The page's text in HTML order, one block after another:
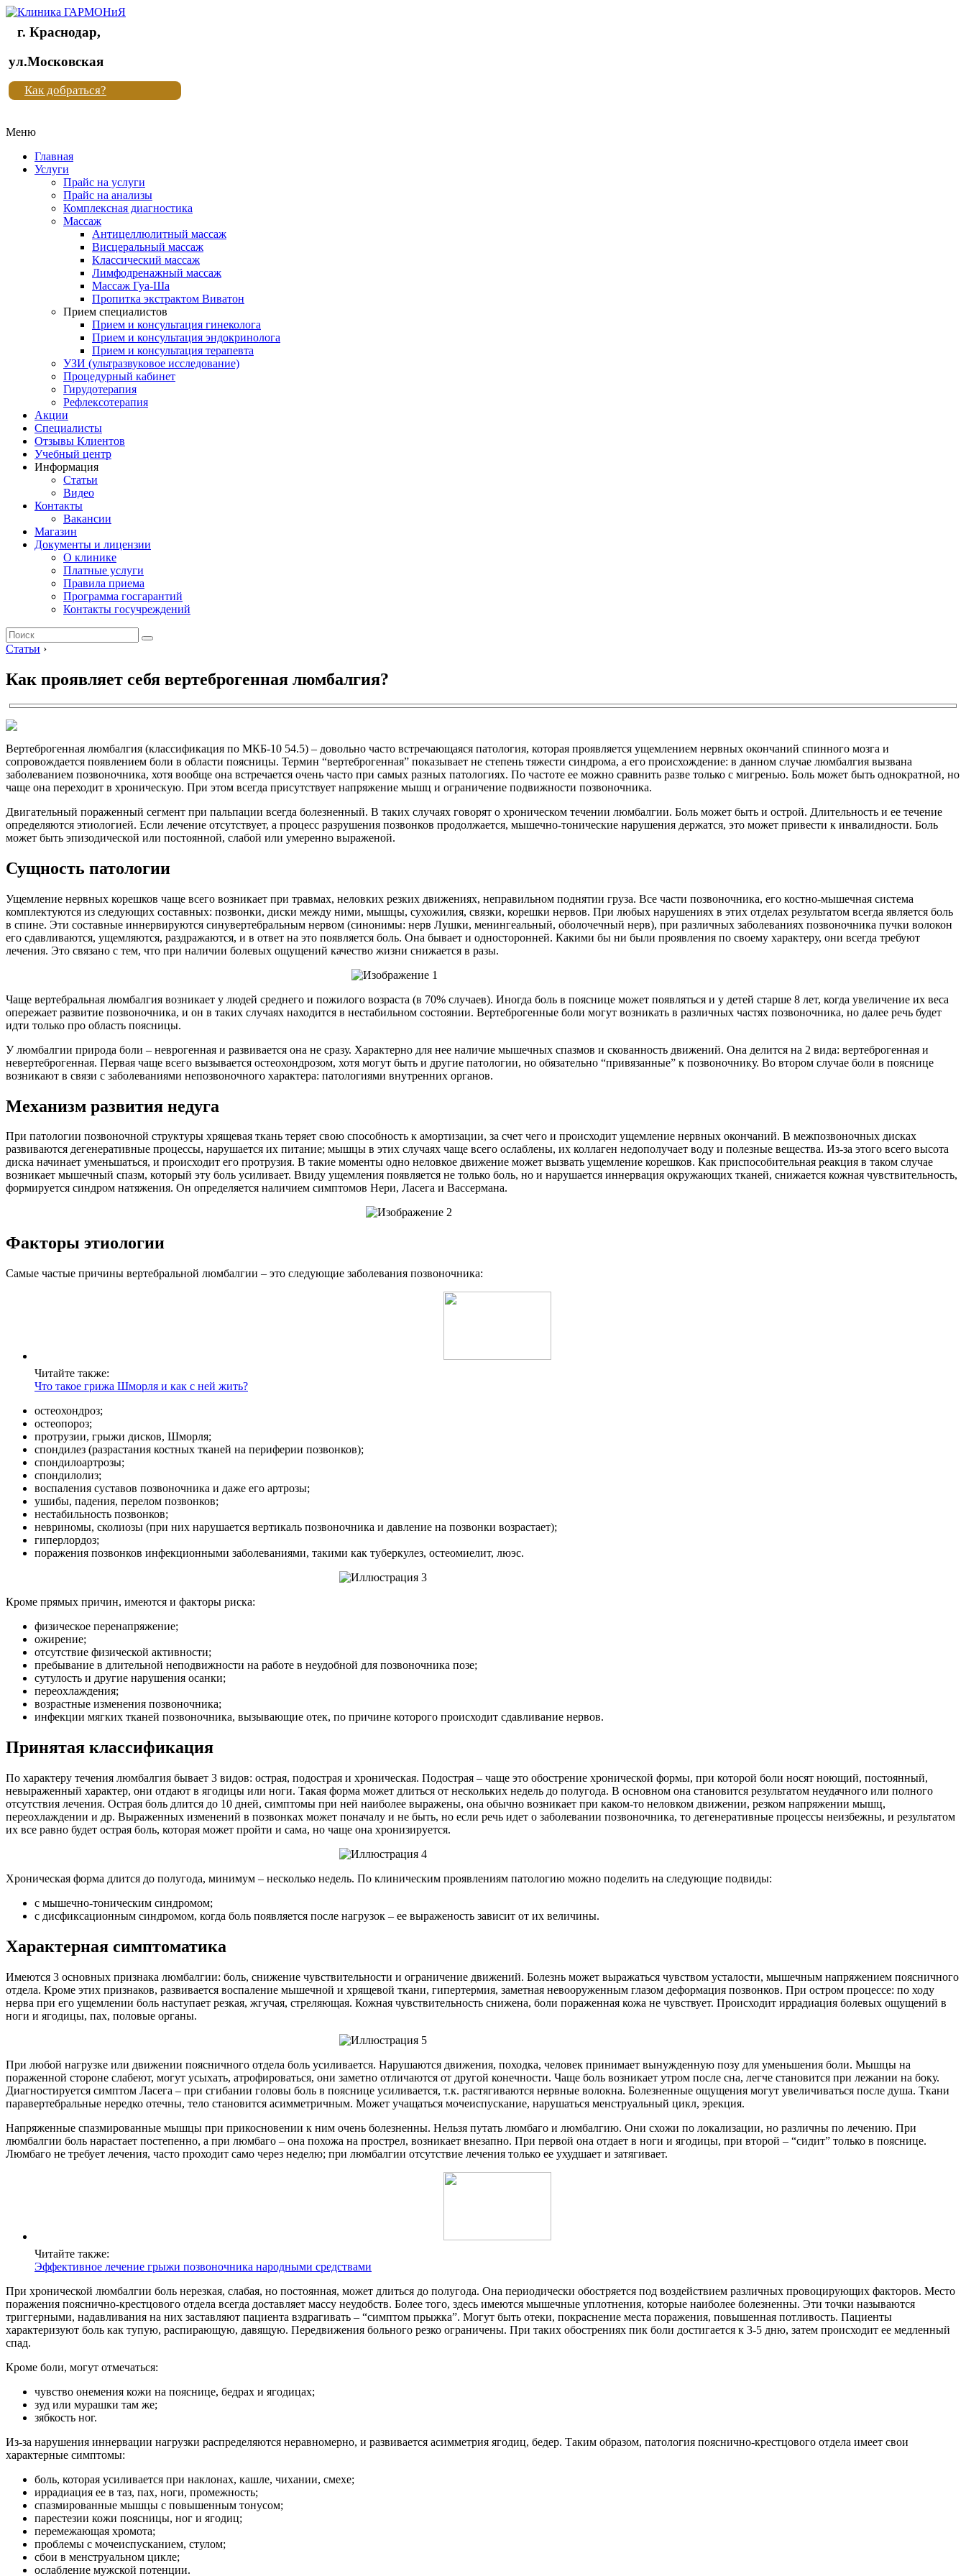
Клиника
"Новая
жизнь"
Клиника
жизнь"
г. Краснодар,
ул.Московская
Как добраться?
Меню
Главная
Услуги
Прайс на услуги
Прайс на анализы
Комплексная диагностика
Массаж
Антицеллюлитный массаж
Висцеральный массаж
Классический массаж
Лимфодренажный массаж
Массаж Гуа-Ша
Пропитка экстрактом Виватон
Прием специалистов
Прием и консультация гинеколога
Прием и консультация эндокринолога
Прием и консультация терапевта
УЗИ (ультразвуковое исследование)
Процедурный кабинет
Гирудотерапия
Рефлексотерапия
Акции
Специалисты
Отзывы Клиентов
Учебный центр
Информация
Статьи
Видео
Контакты
Вакансии
Магазин
Документы и лицензии
О клинике
Платные услуги
Правила приема
Программа госгарантий
Контакты госучреждений
Статьи ›
Как проявляет себя вертеброгенная люмбалгия?
Вертеброгенная люмбалгия (классификация по МКБ-10 54.5) – довольно часто встречающаяся патология, которая проявляется ущемлением нервных окончаний спинного мозга и
сопровождается появлением боли в области поясницы. Термин “вертеброгенная” показывает не степень тяжести синдрома, а его происхождение: в данном случае люмбалгия вызвана
заболеванием позвоночника, хотя вообще она встречается очень часто при самых разных патологиях. По частоте ее можно сравнить разве только с мигренью. Боль может быть однократной, но
чаще она переходит в хроническую. При этом всегда присутствует напряжение мышц и ограничение подвижности позвоночника.
Двигательный пораженный сегмент при пальпации всегда болезненный. В таких случаях говорят о хроническом течении люмбалгии. Боль может быть и острой. Длительность и ее течение
определяются этиологией. Если лечение отсутствует, а процесс разрушения позвонков продолжается, мышечно-тонические нарушения держатся, это может привести к инвалидности. Боль
может быть эпизодической или постоянной, слабой или умеренно выраженой.
Сущность патологии
Ущемление нервных корешков чаще всего возникает при травмах, неловких резких движениях, неправильном поднятии груза. Все части позвоночника, его костно-мышечная система
комплектуются из следующих составных: позвонки, диски между ними, мышцы, сухожилия, связки, корешки нервов. При любых нарушениях в этих отделах результатом всегда является боль
в спине. Эти составные иннервируются синувертебральным нервом (синонимы: нерв Лушки, менингеальный, оболочечный нерв), при различных заболеваниях позвоночника пучки волокон
его сдавливаются, ущемляются, раздражаются, и в ответ на это появляется боль. Она бывает и односторонней. Какими бы ни были проявления по своему характеру, они всегда требуют
лечения. Это связано с тем, что при наличии болевых ощущений качество жизни снижается в разы.
Чаще вертебральная люмбалгия возникает у людей среднего и пожилого возраста (в 70% случаев). Иногда боль в пояснице может появляться и у детей старше 8 лет, когда увеличение их веса
опережает развитие позвоночника, и он в таких случаях находится в нестабильном состоянии. Вертеброгенные боли могут возникать в различных частях позвоночника, но далее речь будет
идти только про область поясницы.
У люмбалгии природа боли – неврогенная и развивается она не сразу. Характерно для нее наличие мышечных спазмов и скованность движений. Она делится на 2 вида: вертеброгенная и
невертеброгенная. Первая чаще всего вызывается остеохондрозом, хотя могут быть и другие патологии, но обязательно “привязанные” к позвоночнику. Во втором случае боли в пояснице
возникают в связи с заболеваниями непозвоночного характера: патологиями внутренних органов.
Механизм развития недуга
При патологии позвоночной структуры хрящевая ткань теряет свою способность к амортизации, за счет чего и происходит ущемление нервных окончаний. В межпозвоночных дисках
развиваются дегенеративные процессы, нарушается их питание; мышцы в этих случаях чаще всего ослаблены, их коллаген недополучает воду и полезные вещества. Из-за этого всего высота
диска начинает уменьшаться, и происходит его протрузия. В такие моменты одно неловкое движение может вызвать ущемление корешков. Как приспособительная реакция в таком случае
возникает мышечный спазм, который эту боль усиливает. Ввиду ущемления появляется не только боль, но и нарушается иннервация окружающих тканей, снижается кожная чувствительность,
формируется синдром натяжения. Он определяется наличием симптомов Нери, Ласега и Вассермана.
Факторы этиологии
Самые частые причины вертебральной люмбалгии – это следующие заболевания позвоночника:
Читайте также:
Что такое грижа Шморля и как с ней жить?
остеохондроз;
остеопороз;
протрузии, грыжи дисков, Шморля;
спондилез (разрастания костных тканей на периферии позвонков);
спондилоартрозы;
спондилолиз;
воспаления суставов позвоночника и даже его артрозы;
ушибы, падения, перелом позвонков;
нестабильность позвонков;
невриномы, сколиозы (при них нарушается вертикаль позвоночника и давление на позвонки возрастает);
гиперлордоз;
поражения позвонков инфекционными заболеваниями, такими как туберкулез, остеомиелит, люэс.
Кроме прямых причин, имеются и факторы риска:
физическое перенапряжение;
ожирение;
отсутствие физической активности;
пребывание в длительной неподвижности на работе в неудобной для позвоночника позе;
сутулость и другие нарушения осанки;
переохлаждения;
возрастные изменения позвоночника;
инфекции мягких тканей позвоночника, вызывающие отек, по причине которого происходит сдавливание нервов.
Принятая классификация
По характеру течения люмбалгия бывает 3 видов: острая, подострая и хроническая. Подострая – чаще это обострение хронической формы, при которой боли носят ноющий, постоянный,
невыраженный характер, они отдают в ягодицы или ноги. Такая форма может длиться от нескольких недель до полугода. В основном она становится результатом неудачного или полного
отсутствия лечения. Острая боль длится до 10 дней, симптомы при ней наиболее выражены, она обычно возникает при каком-то неловком движении, резком напряжении мышц,
переохлаждении и др. Выраженных изменений в позвонках может поначалу и не быть, но если речь идет о заболевании позвоночника, то дегенеративные процессы неизбежны, и результатом
их все равно будет острая боль, которая может пройти и сама, но чаще она хронизируется.
Хроническая форма длится до полугода, минимум – несколько недель. По клиническим проявлениям патологию можно поделить на следующие подвиды:
с мышечно-тоническим синдромом;
с дисфиксационным синдромом, когда боль появляется после нагрузок – ее выраженость зависит от их величины.
Характерная симптоматика
Имеются 3 основных признака люмбалгии: боль, снижение чувствительности и ограничение движений. Болезнь может выражаться чувством усталости, мышечным напряжением поясничного
отдела. Кроме этих признаков, развивается воспаление мышечной и хрящевой ткани, гипертермия, заметная невооруженным глазом деформация позвонков. При остром процессе: по ходу
нерва при его ущемлении боль наступает резкая, жгучая, стреляющая. Кожная чувствительность снижена, боли пораженная кожа не чувствует. Происходит иррадиация болевых ощущений в
ноги и ягодицы, пах, половые органы.
При любой нагрузке или движении поясничного отдела боль усиливается. Нарушаются движения, походка, человек принимает вынужденную позу для уменьшения боли. Мышцы на
пораженной стороне слабеют, могут усыхать, атрофироваться, они заметно отличаются от другой конечности. Чаще боль возникает утром после сна, легче становится при лежании на боку.
Диагностируется симптом Ласега – при сгибании головы боль в пояснице усиливается, т.к. растягиваются нервные волокна. Болезненные ощущения могут увеличиваться после душа. Ткани
паравертебральные нередко отечны, тело становится асимметричным. Может учащаться мочеиспускание, нарушаться менструальный цикл, эрекция.
Напряженные спазмированные мышцы при прикосновении к ним очень болезненны. Нельзя путать люмбаго и люмбалгию. Они схожи по локализации, но различны по лечению. При
люмбалгии боль нарастает постепенно, а при люмбаго – она похожа на прострел, возникает внезапно. При первой она отдает в ноги и ягодицы, при второй – “сидит” только в пояснице.
Люмбаго не требует лечения, часто проходит само через неделю; при люмбалгии отсутствие лечения только ее ухудшает и затягивает.
Читайте также:
Эффективное лечение грыжи позвоночника народными средствами
При хронической люмбалгии боль нерезкая, слабая, но постоянная, может длиться до полугода. Она периодически обостряется под воздействием различных провоцирующих факторов. Место
поражения пояснично-крестцового отдела всегда доставляет массу неудобств. Более того, здесь имеются мышечные уплотнения, которые наиболее болезненны. Эти точки называются
триггерными, надавливания на них заставляют пациента вздрагивать – “симптом прыжка”. Могут быть отеки, покраснение места поражения, повышенная потливость. Пациенты
характеризуют боль как тупую, распирающую, давящую. Передвижения больного резко ограничены. При таких обострениях пик боли достигается к 3-5 дню, затем происходит ее медленный
спад.
Кроме боли, могут отмечаться:
чувство онемения кожи на пояснице, бедрах и ягодицах;
зуд или мурашки там же;
зябкость ног.
Из-за нарушения иннервации нагрузки распределяются неравномерно, и развивается асимметрия ягодиц, бедер. Таким образом, патология пояснично-крестцового отдела имеет свои
характерные симптомы:
боль, которая усиливается при наклонах, кашле, чихании, смехе;
иррадиация ее в таз, пах, ноги, промежность;
спазмированные мышцы с повышенным тонусом;
парестезии кожи поясницы, ног и ягодиц;
перемежающая хромота;
проблемы с мочеиспусканием, стулом;
сбои в менструальном цикле;
ослабление мужской потенции.